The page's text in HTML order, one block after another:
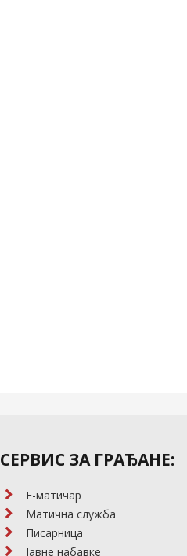
СЕРВИС ЗА ГРАЂАНЕ:
E-матичар
Матична служба
Писарница
Јавне набавке